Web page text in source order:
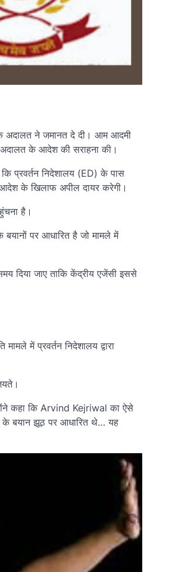
अदालत ने जमानत दे दी। आम आदमी
अदालत के आदेश की सराहना की।
प्रवर्तन निदेशालय (ED) के पास
के खिलाफ अपील दायर करेगी।
है।
पर आधारित है जो मामले में
दिया जाए ताकि केंद्रीय एजेंसी इससे
में प्रवर्तन निदेशालय द्वारा
कहा कि Arvind Kejriwal का ऐसे
बयान झूठ पर आधारित थे… यह